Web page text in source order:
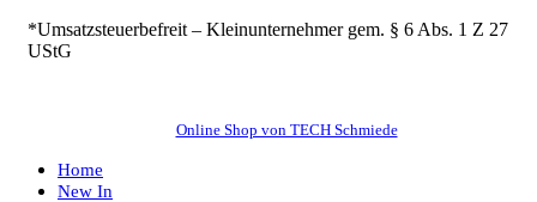
*Umsatzsteuerbefreit – Kleinunternehmer gem. § 6 Abs. 1 Z 27
UStG
Online Shop von TECH Schmiede
Home
New In